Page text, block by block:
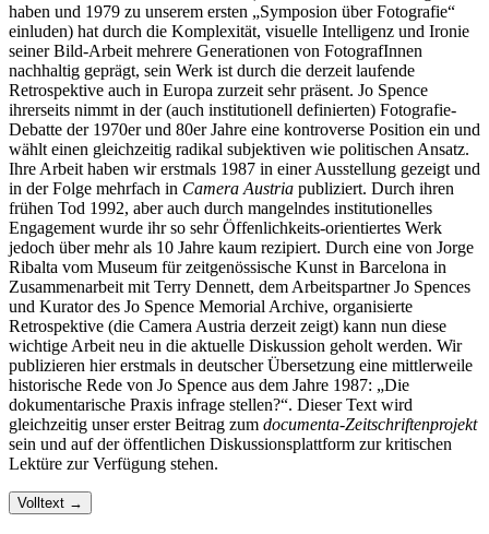
haben und 1979 zu unserem ersten „Symposion über Fotografie“
einluden) hat durch die Komplexität, visuelle Intelligenz und Ironie
seiner Bild-Arbeit mehrere Generationen von FotografInnen
nachhaltig geprägt, sein Werk ist durch die derzeit laufende
Retrospektive auch in Europa zurzeit sehr präsent. Jo Spence
ihrerseits nimmt in der (auch institutionell definierten) Fotografie-
Debatte der 1970er und 80er Jahre eine kontroverse Position ein und
wählt einen gleichzeitig radikal subjektiven wie politischen Ansatz.
Ihre Arbeit haben wir erstmals 1987 in einer Ausstellung gezeigt und
in der Folge mehrfach in Camera Austria publiziert. Durch ihren
frühen Tod 1992, aber auch durch mangelndes institutionelles
Engagement wurde ihr so sehr Öffenlichkeits-orientiertes Werk
jedoch über mehr als 10 Jahre kaum rezipiert. Durch eine von Jorge
Ribalta vom Museum für zeitgenössische Kunst in Barcelona in
Zusammenarbeit mit Terry Dennett, dem Arbeitspartner Jo Spences
und Kurator des Jo Spence Memorial Archive, organisierte
Retrospektive (die Camera Austria derzeit zeigt) kann nun diese
wichtige Arbeit neu in die aktuelle Diskussion geholt werden. Wir
publizieren hier erstmals in deutscher Übersetzung eine mittlerweile
historische Rede von Jo Spence aus dem Jahre 1987: „Die
dokumentarische Praxis infrage stellen?“. Dieser Text wird
gleichzeitig unser erster Beitrag zum documenta-Zeitschriftenprojekt
sein und auf der öffentlichen Diskussionsplattform zur kritischen
Lektüre zur Verfügung stehen.
Volltext →